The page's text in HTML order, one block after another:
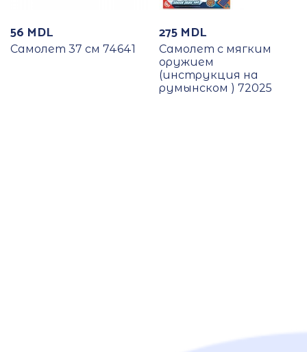
56 MDL
Самолет 37 см 74641
275 MDL
Самолет с мягким
оружием
(инструкция на
румынском ) 72025